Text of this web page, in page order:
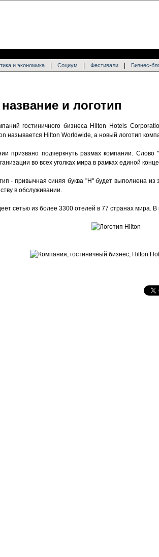
и экономика Социум Фестивали Бизнес-
и логотип
гостиничного бизнеса Hilton Hotels
называется Hilton Worldwide, а новый логотип
призвано подчеркнуть размах компании.
во всех уголках мира в рамках единой
- привычная синяя буква "H" будет выполнена
в обслуживании.
сетью из более 3300 отелей в 77 странах мира.